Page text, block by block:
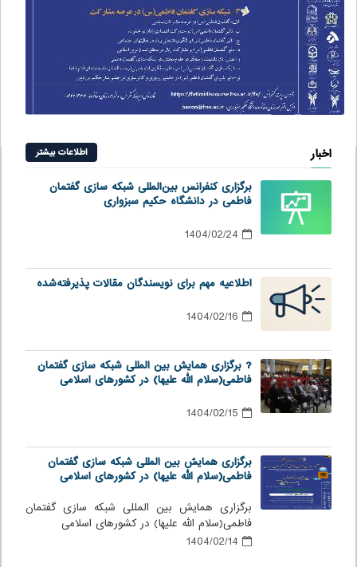
اخبار اطلاعات بیشتر
برگزاری کنفرانس بین‌المللی شبکه سازی گفتمان
فاطمی در دانشگاه حکیم سبزواری
اطلاعیه مهم برای نویسندگان مقالات پذیرفته‌شده
? برگزاری همایش بین المللی شبکه سازی گفتمان
فاطمی(سلام الله علیها) در کشورهای اسلامی
برگزاری همایش بین المللی شبکه سازی گفتمان
فاطمی(سلام الله علیها) در کشورهای اسلامی
برگزاری همایش بین المللی شبکه سازی گفتمان
فاطمی(سلام الله علیها) در کشورهای اسلامی